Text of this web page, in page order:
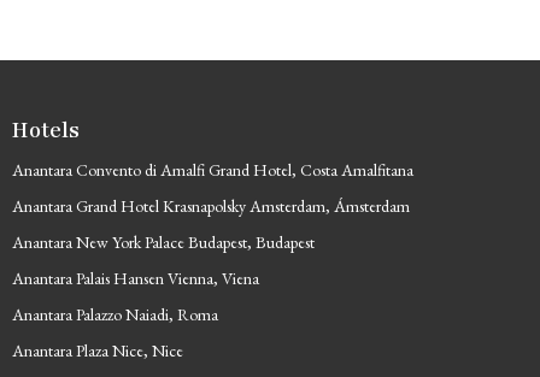
Hotels
Anantara Convento di Amalfi Grand Hotel, Costa Amalfitana
Anantara Grand Hotel Krasnapolsky Amsterdam, Ámsterdam
Anantara New York Palace Budapest, Budapest
Anantara Palais Hansen Vienna, Viena
Anantara Palazzo Naiadi, Roma
Anantara Plaza Nice, Nice